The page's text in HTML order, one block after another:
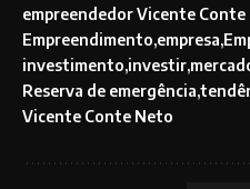
empreendedor Vicente Conte
Empreendimento empresa
investimento investir
Reserva de emergência
Vicente Conte Neto